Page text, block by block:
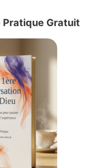
Pratique Gratuit